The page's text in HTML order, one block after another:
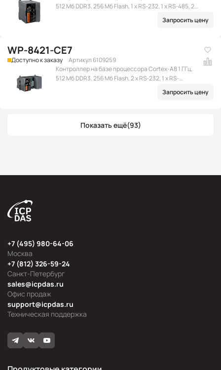
512 Мб DDR3, 256 Мб Flash, 1 x RS-232, 1 x RS-485, 2 x
Запросить цену
WP-8421-CE7
Доступно к заказу
Артикул 6109259
Контроллер на базе процессора Cortex-A8 1 ГГц,
512 Мб DDR3, 256 Мб Flash, 2 x RS-232, 1 x RS-
microSD, 4 слота расширения, Win CE 7.0
Запросить цену
Показать ещё(93)
Москва
+7 (495) 980-64-06
Офис продаж
sales@icpdas.ru
Санкт-Петербург
+7 (812) 326-59-24
Техническая поддержка
support@icpdas.ru